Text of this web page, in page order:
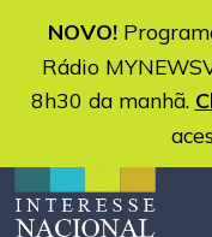
NOVO!
Rádio
8h30 da manhã.